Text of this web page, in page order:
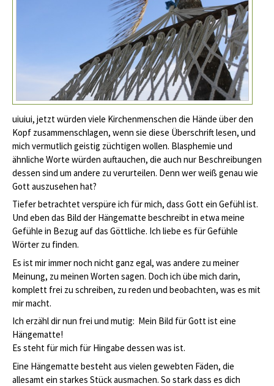
uiuiui, jetzt würden viele Kirchenmenschen die Hände über den
Kopf zusammenschlagen, wenn sie diese Überschrift lesen, und
mich vermutlich geistig züchtigen wollen. Blasphemie und
ähnliche Worte würden auftauchen, die auch nur Beschreibungen
dessen sind um andere zu verurteilen. Denn wer weiß genau wie
Gott auszusehen hat?
Tiefer betrachtet verspüre ich für mich, dass Gott ein Gefühl ist.
Und eben das Bild der Hängematte beschreibt in etwa meine
Gefühle in Bezug auf das Göttliche. Ich liebe es für Gefühle
Wörter zu finden.
Es ist mir immer noch nicht ganz egal, was andere zu meiner
Meinung, zu meinen Worten sagen. Doch ich übe mich darin,
komplett frei zu schreiben, zu reden und beobachten, was es mit
mir macht.
Ich erzähl dir nun frei und mutig: Mein Bild für Gott ist eine
Hängematte!
Es steht für mich für Hingabe dessen was ist.
Eine Hängematte besteht aus vielen gewebten Fäden, die
allesamt ein starkes Stück ausmachen. So stark dass es dich